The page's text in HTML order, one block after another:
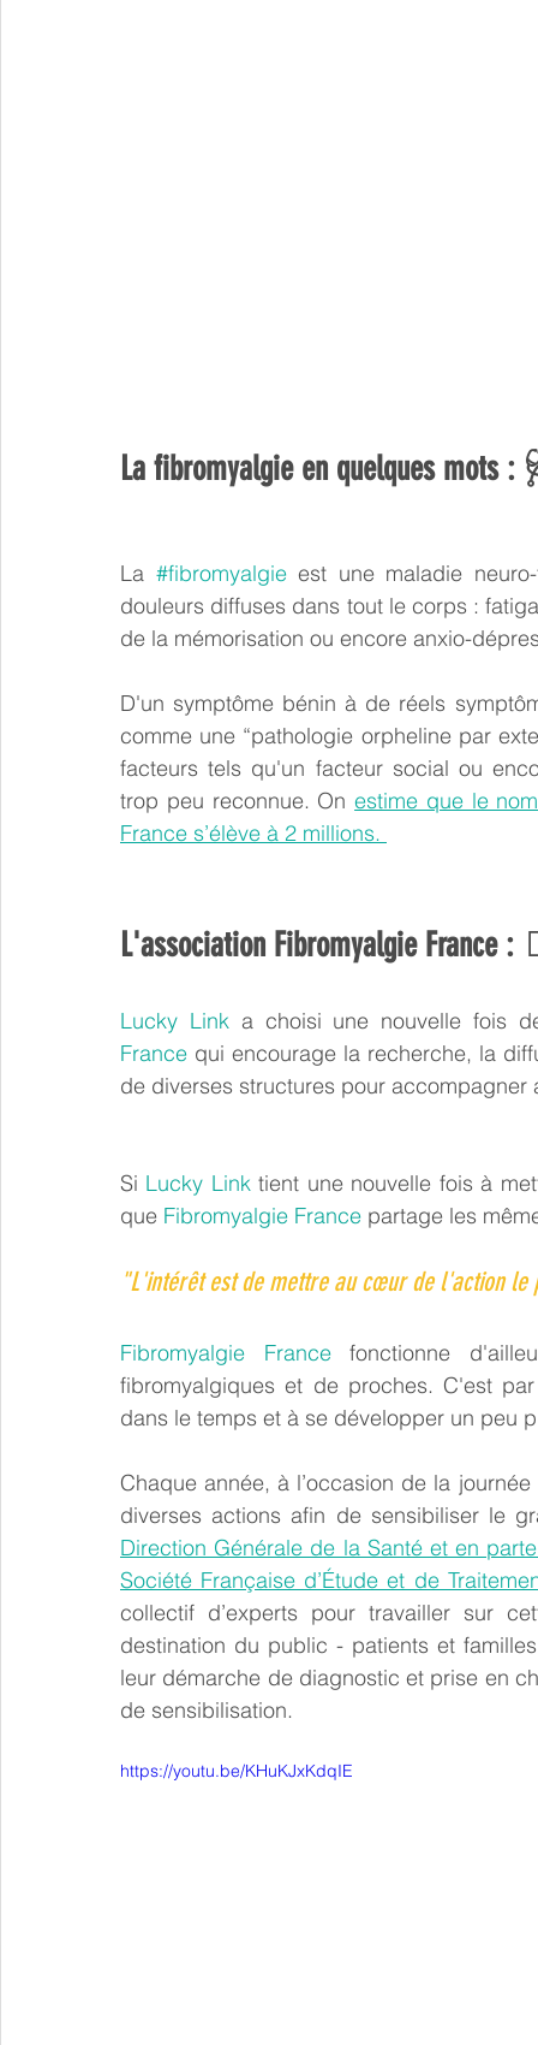
La fibromyalgie en quelques mots :
La #fibromyalgie est une maladie
douleurs diffuses dans tout le corps :
de la mémorisation ou encore anxio-
D'un symptôme bénin à de réels
comme une “pathologie orpheline par
facteurs tels qu'un facteur social ou
trop peu reconnue. On estime que le
France s’élève à 2 millions.
L'association Fibromyalgie France :
Lucky Link a choisi une nouvelle fois
France qui encourage la recherche, la
de diverses structures pour
Si Lucky Link tient une nouvelle fois à
que Fibromyalgie France partage les
"L'intérêt est de mettre au cœur de l'action le
Fibromyalgie France fonctionne
fibromyalgiques et de proches. C'est
dans le temps et à se développer un peu
Chaque année, à l’occasion de la
diverses actions afin de sensibiliser le
Direction Générale de la Santé et en
Société Française d’Étude et de
collectif d’experts pour travailler sur
destination du public - patients et
leur démarche de diagnostic et prise en
de sensibilisation.
https://youtu.be/KHuKJxKdqIE